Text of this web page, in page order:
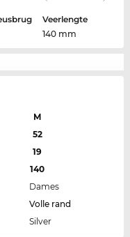
Veerlengte
140 mm
M
52
19
140
Dames
Volle rand
Silver